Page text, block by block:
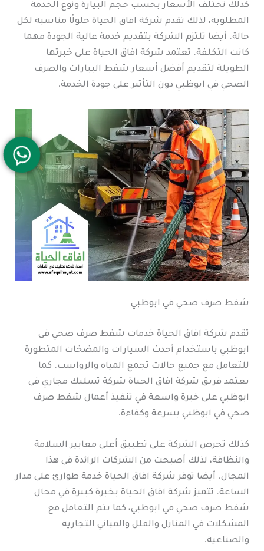
كذلك تختلف الأسعار بحسب حجم البيارة ونوع الخدمة
المطلوبة، لذلك تقدم شركة افاق الحياة حلولًا مناسبة لكل
حالة. أيضا تلتزم الشركة بتقديم خدمة عالية الجودة مهما
كانت التكلفة. تعتمد شركة افاق الحياة على خبرتها
الطويلة لتقديم أفضل أسعار شفط البيارات والصرف
الصحي في ابوظبي دون التأثير على جودة الخدمة.
شفط صرف صحي في ابوظبي
تقدم شركة افاق الحياة خدمات شفط صرف صحي في
ابوظبي باستخدام أحدث السيارات والمضخات المتطورة
للتعامل مع جميع حالات تجمع المياه والرواسب. كما
يعتمد فريق شركة افاق الحياة شركة تسليك مجاري في
ابوظبي على خبرة واسعة في تنفيذ أعمال شفط صرف
صحي في ابوظبي بسرعة وكفاءة.
كذلك تحرص الشركة على تطبيق أعلى معايير السلامة
والنظافة، لذلك أصبحت من الشركات الرائدة في هذا
المجال. أيضا توفر شركة افاق الحياة خدمة طوارئ على مدار
الساعة. تتميز شركة افاق الحياة بخبرة كبيرة في مجال
شفط صرف صحي في ابوظبي، كما يتم التعامل مع
المشكلات في المنازل والفلل والمباني التجارية
والصناعية.